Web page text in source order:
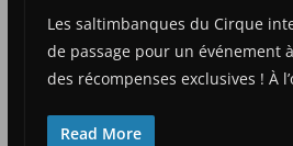
Les saltimbanques du Cirque
de passage pour un événement
des récompenses exclusives ! À
Read More